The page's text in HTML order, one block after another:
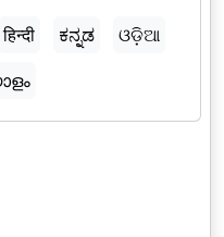
हिन्दी ಕನ್ನಡ
ଓଡ଼ିଆ